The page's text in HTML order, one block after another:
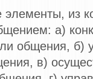
из
а)
общения, б)
в)